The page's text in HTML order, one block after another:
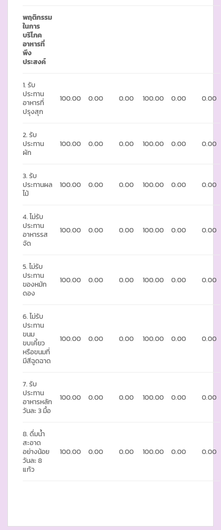
พฤติกรรม
ในการ
บริโภค
อาหารที่
พึง
ประสงค์
1. รับ
ประทาน
อาหารที่
ปรุงสุก
100.00 0.00 0.00 100.00 0.00 0.00
2. รับ
ประทาน
ผัก
100.00 0.00 0.00 100.00 0.00 0.00
3. รับ
ประทานผล
ไม้
100.00 0.00 0.00 100.00 0.00 0.00
4. ไม่รับ
ประทาน
อาหารรส
จัด
100.00 0.00 0.00 100.00 0.00 0.00
5. ไม่รับ
ประทาน
ของหมัก
ดอง
100.00 0.00 0.00 100.00 0.00 0.00
6. ไม่รับ
ประทาน
ขนม
ขบเคี้ยว
หรือขนมที่
มีสีฉูดฉาด
100.00 0.00 0.00 100.00 0.00 0.00
7. รับ
ประทาน
อาหารหลัก
วันละ 3 มื้อ
100.00 0.00 0.00 100.00 0.00 0.00
8. ดื่มน้ำ
สะอาด
อย่างน้อย
วันละ 8
แก้ว
100.00 0.00 0.00 100.00 0.00 0.00